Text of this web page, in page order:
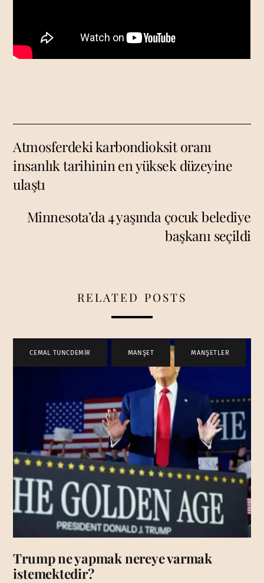
Atmosferdeki karbondioksit oranı
insanlık tarihinin en yüksek düzeyine
ulaştı
Minnesota’da 4 yaşında çocuk belediye
başkanı seçildi
RELATED POSTS
CEMAL TUNCDEMİR MANŞET , MANŞETLER
Trump ne yapmak nereye varmak
istemektedir?